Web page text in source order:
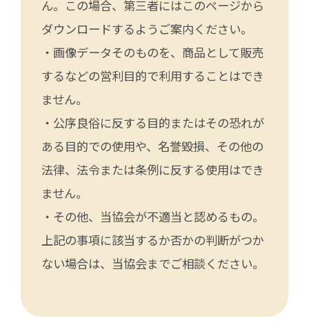
ん。この場合、第三者にはこのページから
ダウンロードするようご案内ください。
・画像データそのものを、商品として販売
するなどの営利目的で利用することはでき
ません。
・公序良俗に反する目的またはその恐れが
ある目的での使用や、名誉毀損、その他の
法律、法令または条例に反する使用はでき
ません。
・その他、当協会が不適当と認めるもの。
上記の事項に該当するか否かの判断がつか
ない場合は、当協会までご相談ください。